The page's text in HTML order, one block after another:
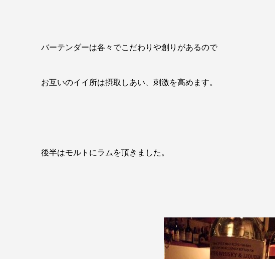
バーテンダーは各々でこだわりや創りがあるので
お互いのイイ所は摂取しあい、刺激を高めます。
後半はモルトにラムを頂きました。